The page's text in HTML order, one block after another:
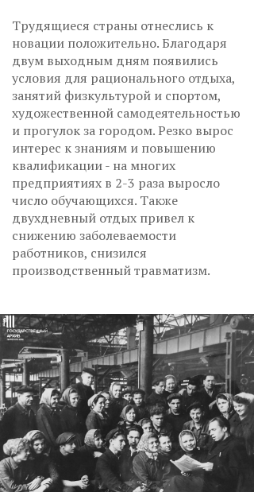
Трудящиеся страны отнеслись к
новации положительно. Благодаря
двум выходным дням появились
условия для рационального отдыха,
занятий физкультурой и спортом,
художественной самодеятельностью
и прогулок за городом. Резко вырос
интерес к знаниям и повышению
квалификации - на многих
предприятиях в 2-3 раза выросло
число обучающихся. Также
двухдневный отдых привел к
снижению заболеваемости
работников, снизился
производственный травматизм.